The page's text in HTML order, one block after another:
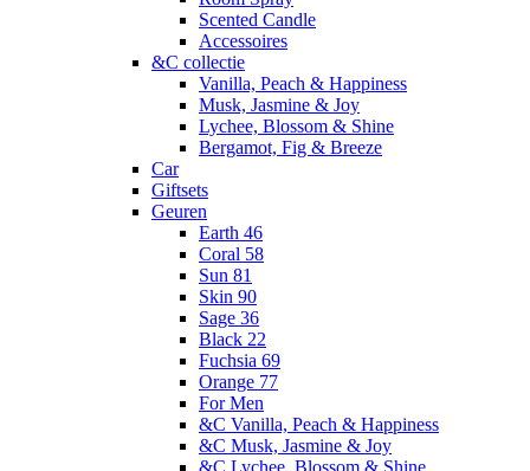
Scented Candle
Accessoires
&C collectie
Vanilla, Peach & Happiness
Musk, Jasmine & Joy
Lychee, Blossom & Shine
Bergamot, Fig & Breeze
Car
Giftsets
Geuren
Earth 46
Coral 58
Sun 81
Skin 90
Sage 36
Black 22
Fuchsia 69
Orange 77
For Men
&C Vanilla, Peach & Happiness
&C Musk, Jasmine & Joy
&C Lychee, Blossom & Shine